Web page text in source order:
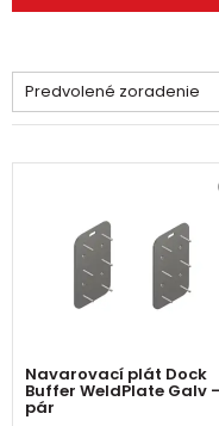
Predvolené zoradenie
Navarovací plát Dock
Buffer WeldPlate Galv –
pár